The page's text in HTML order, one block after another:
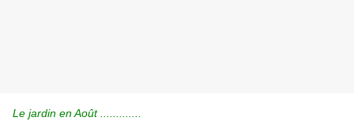
Le jardin en Août .............